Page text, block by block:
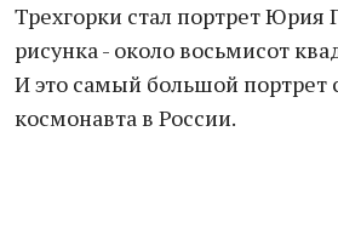
Трехгорки стал портрет Юрия
рисунка - около восьмисот
И это самый большой портрет
космонавта в России.